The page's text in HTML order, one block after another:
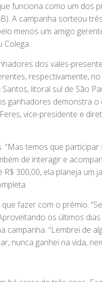
funciona como um dos
A campanha sorteou
menos um amigo
Colega.
dos vales-
respectivamente,
litoral sul de São
ganhadores demonstra o
vice-presidente e
temos que participar
de interagir e
300,00, ela planeja um
fazer com o prêmio.
os últimos
“Lembrei de
nunca ganhei na vida,